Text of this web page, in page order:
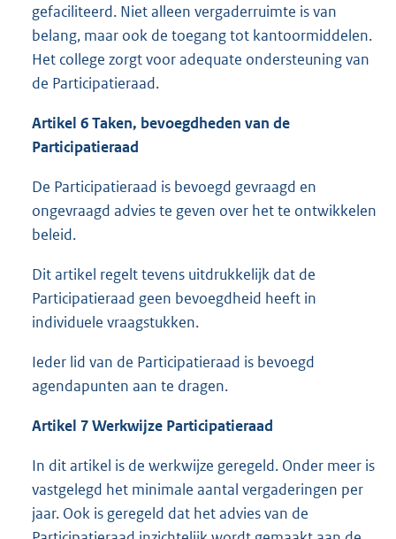
gefaciliteerd. Niet alleen vergaderruimte is van
belang, maar ook de toegang tot kantoormiddelen.
Het college zorgt voor adequate ondersteuning van
de Participatieraad.
Artikel 6 Taken, bevoegdheden van de
Participatieraad
De Participatieraad is bevoegd gevraagd en
ongevraagd advies te geven over het te ontwikkelen
beleid.
Dit artikel regelt tevens uitdrukkelijk dat de
Participatieraad geen bevoegdheid heeft in
individuele vraagstukken.
Ieder lid van de Participatieraad is bevoegd
agendapunten aan te dragen.
Artikel 7 Werkwijze Participatieraad
In dit artikel is de werkwijze geregeld. Onder meer is
vastgelegd het minimale aantal vergaderingen per
jaar. Ook is geregeld dat het advies van de